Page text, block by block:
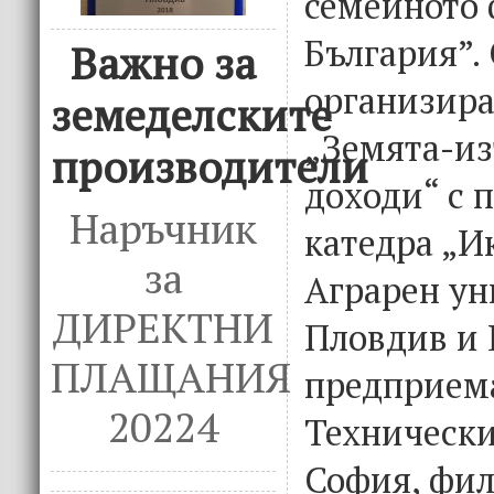
Важно за
земеделските
производители
Наръчник
за
ДИРЕКТНИ
ПЛАЩАНИЯ
20224
„Земята-
доходи“ с
катедра
Аграрен
Пловдив и
София,